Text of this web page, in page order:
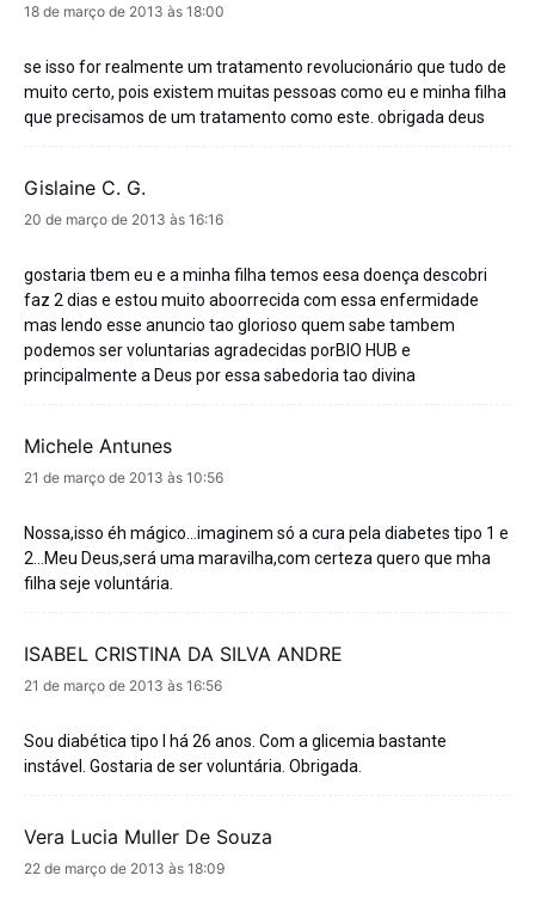
disse:
18 de março de 2013 às 18:00
se isso for realmente um tratamento revolucionário que tudo de
muito certo, pois existem muitas pessoas como eu e minha filha
que precisamos de um tratamento como este. obrigada deus
Gislaine C. G.
disse:
20 de março de 2013 às 16:16
gostaria tbem eu e a minha filha temos eesa doença descobri
faz 2 dias e estou muito aboorrecida com essa enfermidade
mas lendo esse anuncio tao glorioso quem sabe tambem
podemos ser voluntarias agradecidas porBIO HUB e
principalmente a Deus por essa sabedoria tao divina
Michele Antunes
disse:
21 de março de 2013 às 10:56
Nossa,isso éh mágico…imaginem só a cura pela diabetes tipo 1 e
2…Meu Deus,será uma maravilha,com certeza quero que mha
filha seje voluntária.
ISABEL CRISTINA DA SILVA ANDRE
disse:
21 de março de 2013 às 16:56
Sou diabética tipo I há 26 anos. Com a glicemia bastante
instável. Gostaria de ser voluntária. Obrigada.
Vera Lucia Muller De Souza
disse:
22 de março de 2013 às 18:09